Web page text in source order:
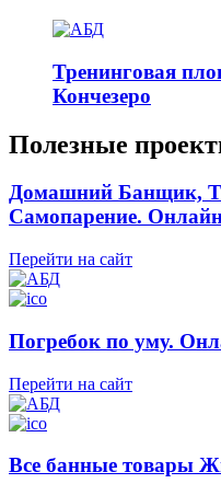
Тренинговая
Кончезеро
Полезные
Домашний Банщик,
Самопарение.
Перейти на сайт
Погребок по уму.
Перейти на сайт
Все банные товары